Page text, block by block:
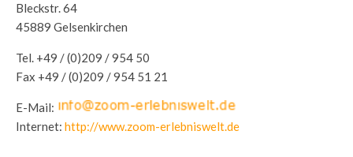
Bleckstr. 64
45889 Gelsenkirchen
Tel. +49 / (0)209 / 954 50
Fax +49 / (0)209 / 954 51 21
E-Mail:
Internet: http://www.zoom-erlebniswelt.de